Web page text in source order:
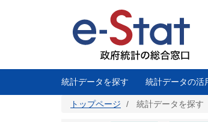
に
統計データを探す 統計データの活
トップページ 統計データを探す